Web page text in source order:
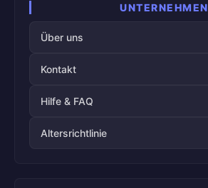
UNTERNEHMEN
Über uns
Kontakt
Hilfe & FAQ
Altersrichtlinie